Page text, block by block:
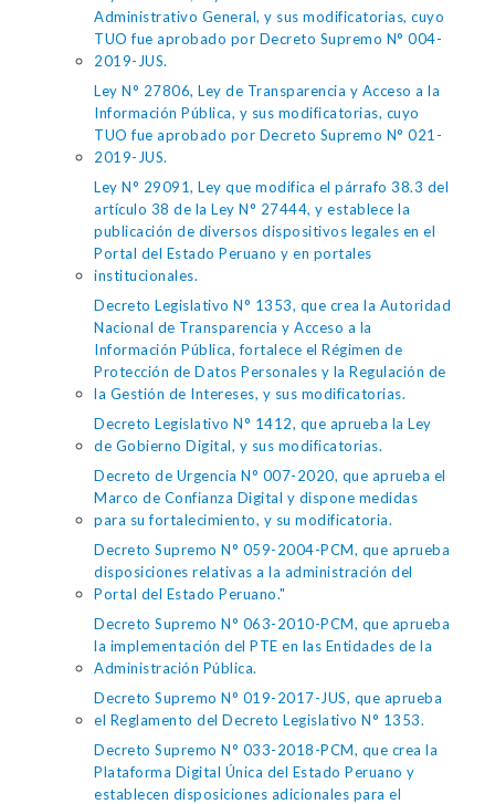
Administrativo General, y sus modificatorias, cuyo
TUO fue aprobado por Decreto Supremo N° 004-
2019-JUS.
Ley N° 27806, Ley de Transparencia y Acceso a la
Información Pública, y sus modificatorias, cuyo
TUO fue aprobado por Decreto Supremo N° 021-
2019-JUS.
Ley N° 29091, Ley que modifica el párrafo 38.3 del
artículo 38 de la Ley N° 27444, y establece la
publicación de diversos dispositivos legales en el
Portal del Estado Peruano y en portales
institucionales.
Decreto Legislativo N° 1353, que crea la Autoridad
Nacional de Transparencia y Acceso a la
Información Pública, fortalece el Régimen de
Protección de Datos Personales y la Regulación de
la Gestión de Intereses, y sus modificatorias.
Decreto Legislativo N° 1412, que aprueba la Ley
de Gobierno Digital, y sus modificatorias.
Decreto de Urgencia N° 007-2020, que aprueba el
Marco de Confianza Digital y dispone medidas
para su fortalecimiento, y su modificatoria.
Decreto Supremo N° 059-2004-PCM, que aprueba
disposiciones relativas a la administración del
Portal del Estado Peruano."
Decreto Supremo N° 063-2010-PCM, que aprueba
la implementación del PTE en las Entidades de la
Administración Pública.
Decreto Supremo N° 019-2017-JUS, que aprueba
el Reglamento del Decreto Legislativo N° 1353.
Decreto Supremo N° 033-2018-PCM, que crea la
Plataforma Digital Única del Estado Peruano y
establecen disposiciones adicionales para el